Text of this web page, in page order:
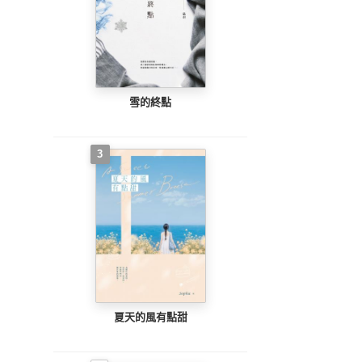
雪的終點
3
夏天的風有點甜